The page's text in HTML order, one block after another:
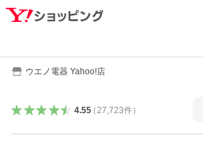
ウエノ電器 Yahoo!店
4.55（ 27,723件）